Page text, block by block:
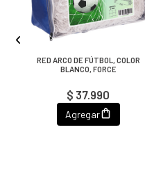
RED ARCO DE FÚTBOL, COLOR
BLANCO, FORCE
$ 37.990
Agregar